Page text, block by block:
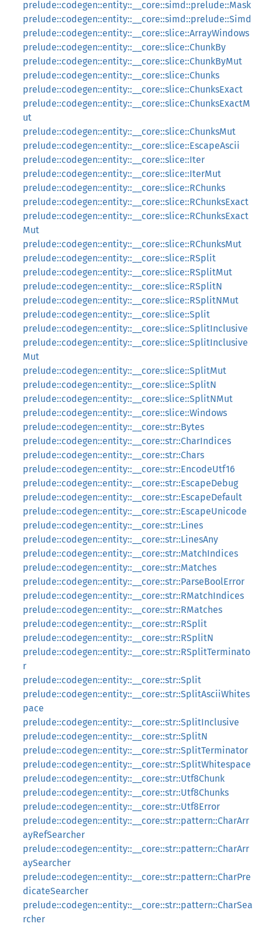
prelude::codegen::entity::__core::simd::prelude::Mask
prelude::codegen::entity::__core::simd::prelude::Simd
prelude::codegen::entity::__core::slice::ArrayWindows
prelude::codegen::entity::__core::slice::ChunkBy
prelude::codegen::entity::__core::slice::ChunkByMut
prelude::codegen::entity::__core::slice::Chunks
prelude::codegen::entity::__core::slice::ChunksExact
prelude::codegen::entity::__core::slice::ChunksExactM
ut
prelude::codegen::entity::__core::slice::ChunksMut
prelude::codegen::entity::__core::slice::EscapeAscii
prelude::codegen::entity::__core::slice::Iter
prelude::codegen::entity::__core::slice::IterMut
prelude::codegen::entity::__core::slice::RChunks
prelude::codegen::entity::__core::slice::RChunksExact
prelude::codegen::entity::__core::slice::RChunksExact
Mut
prelude::codegen::entity::__core::slice::RChunksMut
prelude::codegen::entity::__core::slice::RSplit
prelude::codegen::entity::__core::slice::RSplitMut
prelude::codegen::entity::__core::slice::RSplitN
prelude::codegen::entity::__core::slice::RSplitNMut
prelude::codegen::entity::__core::slice::Split
prelude::codegen::entity::__core::slice::SplitInclusive
prelude::codegen::entity::__core::slice::SplitInclusive
Mut
prelude::codegen::entity::__core::slice::SplitMut
prelude::codegen::entity::__core::slice::SplitN
prelude::codegen::entity::__core::slice::SplitNMut
prelude::codegen::entity::__core::slice::Windows
prelude::codegen::entity::__core::str::Bytes
prelude::codegen::entity::__core::str::CharIndices
prelude::codegen::entity::__core::str::Chars
prelude::codegen::entity::__core::str::EncodeUtf16
prelude::codegen::entity::__core::str::EscapeDebug
prelude::codegen::entity::__core::str::EscapeDefault
prelude::codegen::entity::__core::str::EscapeUnicode
prelude::codegen::entity::__core::str::Lines
prelude::codegen::entity::__core::str::LinesAny
prelude::codegen::entity::__core::str::MatchIndices
prelude::codegen::entity::__core::str::Matches
prelude::codegen::entity::__core::str::ParseBoolError
prelude::codegen::entity::__core::str::RMatchIndices
prelude::codegen::entity::__core::str::RMatches
prelude::codegen::entity::__core::str::RSplit
prelude::codegen::entity::__core::str::RSplitN
prelude::codegen::entity::__core::str::RSplitTerminato
r
prelude::codegen::entity::__core::str::Split
prelude::codegen::entity::__core::str::SplitAsciiWhites
pace
prelude::codegen::entity::__core::str::SplitInclusive
prelude::codegen::entity::__core::str::SplitN
prelude::codegen::entity::__core::str::SplitTerminator
prelude::codegen::entity::__core::str::SplitWhitespace
prelude::codegen::entity::__core::str::Utf8Chunk
prelude::codegen::entity::__core::str::Utf8Chunks
prelude::codegen::entity::__core::str::Utf8Error
prelude::codegen::entity::__core::str::pattern::CharArr
ayRefSearcher
prelude::codegen::entity::__core::str::pattern::CharArr
aySearcher
prelude::codegen::entity::__core::str::pattern::CharPre
dicateSearcher
prelude::codegen::entity::__core::str::pattern::CharSea
rcher